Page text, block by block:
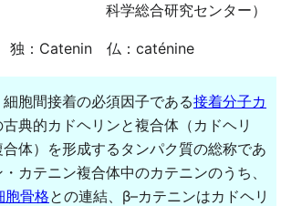
科学総合研究センター）
独：Catenin 仏：caténine
胞間接着の必須因子である接着分子カ
典的カドヘリンと複合体（カドヘリ
体）を形成するタンパク質の総称であ
カテニン複合体中のカテニンのうち、
胞骨格との連結、β–カテニンはカドヘリ